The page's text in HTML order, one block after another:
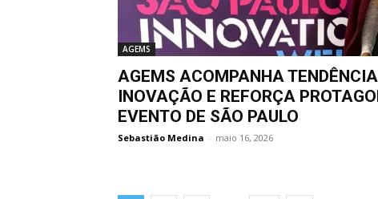
AGEMS
AGEMS ACOMPANHA
INOVAÇÃO E REFORÇA
EVENTO DE SÃO PAULO
Sebastião Medina - maio 16, 2026